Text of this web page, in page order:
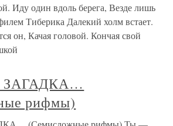
Иду один вдоль берега, Везде лишь
Тиберика Далекий холм встает.
он, Качая головой. Кончая свой
рифмы)